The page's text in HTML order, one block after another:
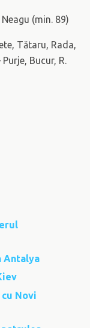
(min. 89)
Tătaru, Rada,
Bucur, R.
Antalya
Novi